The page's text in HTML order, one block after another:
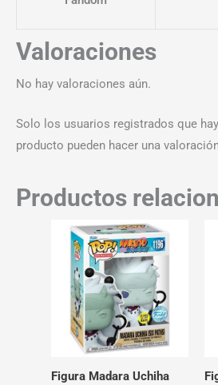
Valoraciones
No hay valoraciones aún.
Solo los usuarios registrados que
producto pueden hacer una
Productos
Figura Madara Uchiha